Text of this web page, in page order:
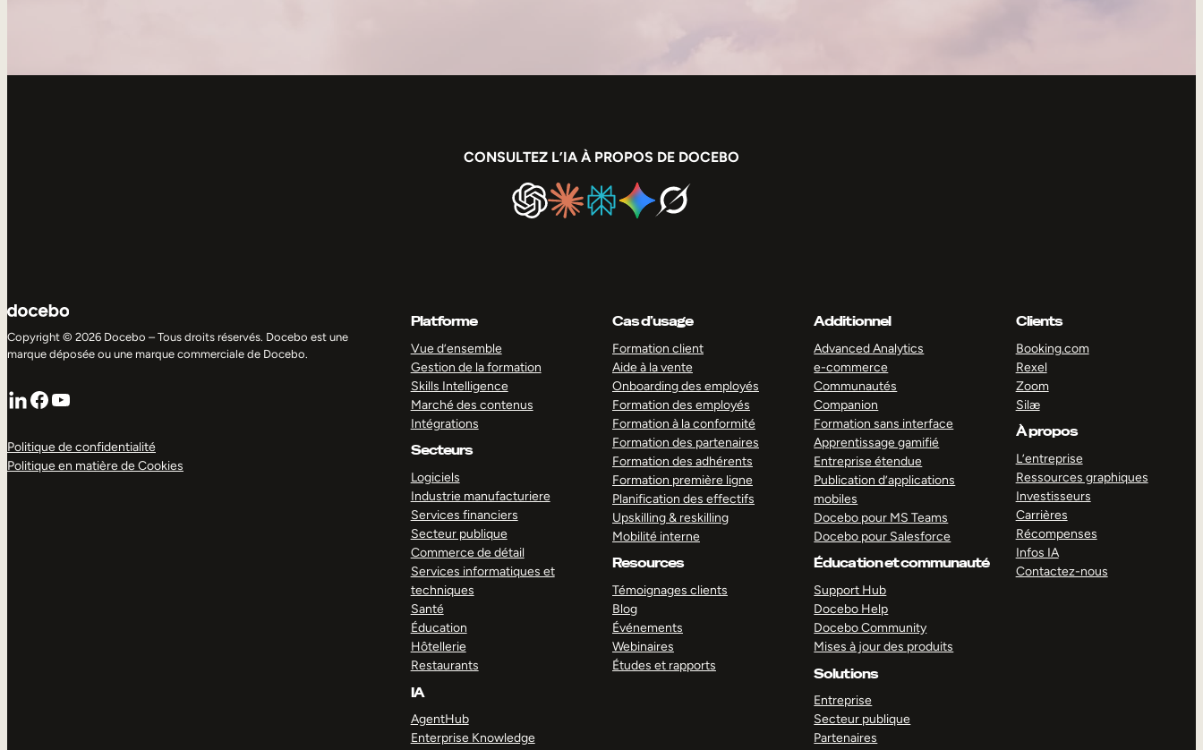
CONSULTEZ L’IA À PROPOS DE DOCEBO
Copyright © 2026 Docebo – Tous droits réservés. Docebo est une
marque déposée ou une marque commerciale de Docebo.
LinkedIn
Facebook
YouTube
Politique de confidentialité
Politique en matière de Cookies
Platforme
Vue d’ensemble
Gestion de la formation
Skills Intelligence
Marché des contenus
Intégrations
Secteurs
Logiciels
Industrie manufacturiere
Services financiers
Secteur publique
Commerce de détail
Services informatiques et
techniques
Santé
Éducation
Hôtellerie
Restaurants
IA
AgentHub
Enterprise Knowledge
Cas d’usage
Formation client
Aide à la vente
Onboarding des employés
Formation des employés
Formation à la conformité
Formation des partenaires
Formation des adhérents
Formation première ligne
Planification des effectifs
Upskilling & reskilling
Mobilité interne
Resources
Témoignages clients
Blog
Événements
Webinaires
Études et rapports
Additionnel
Advanced Analytics
e-commerce
Communautés
Companion
Formation sans interface
Apprentissage gamifié
Entreprise étendue
Publication d’applications
mobiles
Docebo pour MS Teams
Docebo pour Salesforce
Éducation et communauté
Support Hub
Docebo Help
Docebo Community
Mises à jour des produits
Solutions
Entreprise
Secteur publique
Partenaires
Clients
Booking.com
Rexel
Zoom
Silæ
À propos
L’entreprise
Ressources graphiques
Investisseurs
Carrières
Récompenses
Infos IA
Contactez-nous